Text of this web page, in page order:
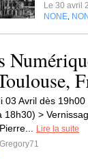
Le 30 avril
NONE
03 Avril dès
18h30) >
Lire la suite
Gregory71